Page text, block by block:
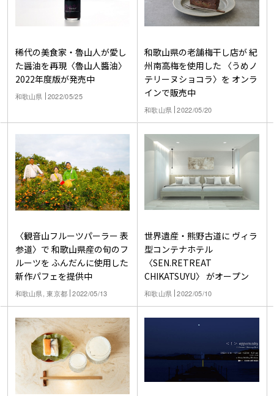
稀代の美食家・魯山人が愛し
た醤油を再現〈魯山人醬油〉
2022年度版が発売中
和歌山県 2022/05/25
和歌山県の老舗梅干し店が 紀
州南高梅を使用した 〈うめノ
テリーヌショコラ〉を オンラ
インで販売中
和歌山県 2022/05/20
〈観音山フルーツパーラー 表
参道〉で 和歌山県産の旬のフ
ルーツを ふんだんに使用した
新作パフェを提供中
和歌山県, 東京都 2022/05/13
世界遺産・熊野古道に ヴィラ
型コンテナホテル
〈SEN.RETREAT
CHIKATSUYU〉 がオープン
和歌山県 2022/05/10